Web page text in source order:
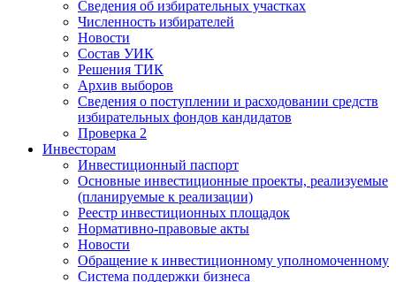
Сведения об избирательных участках
Численность избирателей
Новости
Состав УИК
Решения ТИК
Архив выборов
Сведения о поступлении и расходовании средств
избирательных фондов кандидатов
Проверка 2
Инвесторам
Инвестиционный паспорт
Основные инвестиционные проекты, реализуемые
(планируемые к реализации)
Реестр инвестиционных площадок
Нормативно-правовые акты
Новости
Обращение к инвестиционному уполномоченному
Система поддержки бизнеса